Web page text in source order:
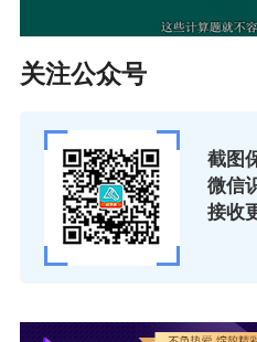
2.参加考试的人员须达到
可取得考试成绩合格证明
（二）合格标准
根据人力资源社会保障
技术人员职业资格考试
关注公众号
截图
微信
接收